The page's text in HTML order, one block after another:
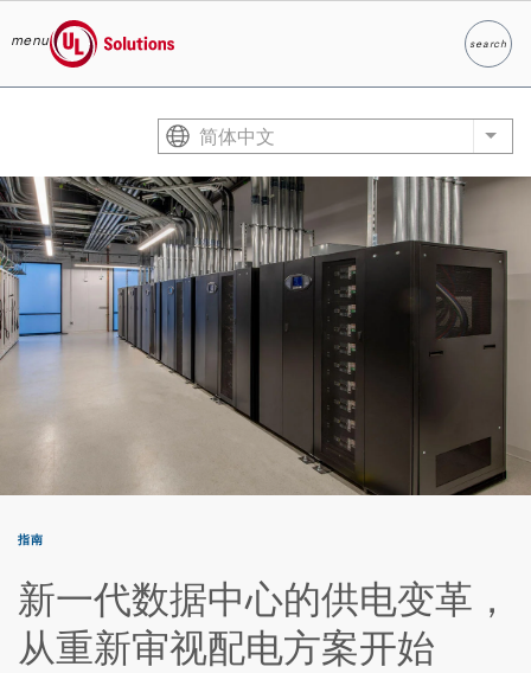
menu
UL Solutions
searchSearch
简体中文 List
指南
新一代数据中心的供电变革，
从重新审视配电方案开始